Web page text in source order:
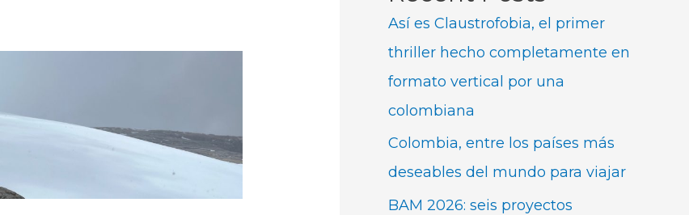
Así es Claustrofobia, el primer
thriller hecho completamente en
formato vertical por una
colombiana
Colombia, entre los países más
deseables del mundo para viajar
BAM 2026: seis proyectos